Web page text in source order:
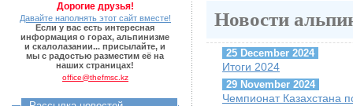
Дорогие друзья!
Давайте наполнять этот сайт вместе!
Если у вас есть интересная
информация о горах, альпинизме
и скалолазании... присылайте, и
мы с радостью разместим её на
наших страницах!
office@thefmsc.kz
Новости
25 December 2024
Итоги 2024
29 November 2024
Чемпионат Казахстана